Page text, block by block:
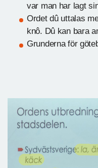
var man har lagt
Ordet dû uttalas
knô. Dû kan bara
Grunderna för